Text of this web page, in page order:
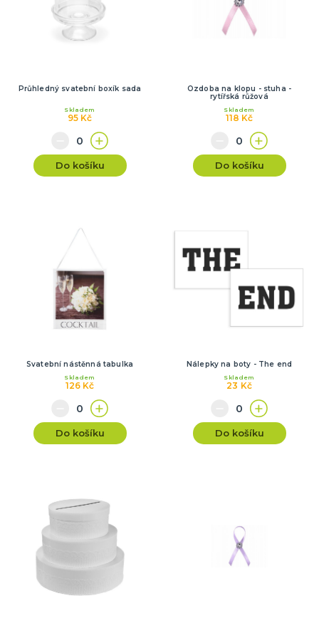
Průhledný svatební boxík sada
95 Kč
Skladem
Do košíku
Ozdoba na klopu - stuha -
rytířská růžová
118 Kč
Skladem
Do košíku
Svatební nástěnná tabulka
126 Kč
Skladem
Do košíku
Nálepky na boty - The end
23 Kč
Skladem
Do košíku